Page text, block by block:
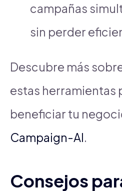
campañas
sin perder
Descubre más
estas herramientas
beneficiar tu
Campaign-AI.
Consejos